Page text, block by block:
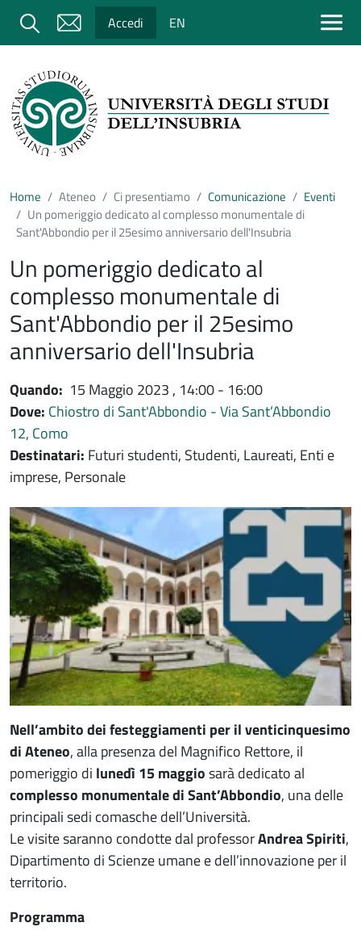
Salta al contenuto principale
Cerca Accedi EN
Home Ateneo Ci presentiamo Comunicazione
Eventi
Un pomeriggio dedicato al complesso monumentale di
Sant'Abbondio per il 25esimo anniversario dell'Insubria
Un pomeriggio dedicato al
complesso monumentale di
Sant'Abbondio per il 25esimo
anniversario dell'Insubria
Quando: 15 Maggio 2023 , 14:00 - 16:00
Dove: Chiostro di Sant'Abbondio - Via Sant’Abbondio
12, Como
Destinatari: Futuri studenti, Studenti, Laureati, Enti e
imprese, Personale
Immagine evento
Immagine
Nell’ambito dei festeggiamenti per il venticinquesimo
di Ateneo, alla presenza del Magnifico Rettore, il
pomeriggio di lunedì 15 maggiosarà dedicato al
complesso monumentale di Sant’Abbondio, una delle
principali sedi comasche dell’Università.
Le visite saranno condotte dal professorAndrea Spiriti,
Dipartimento di Scienze umane e dell’innovazione per il
territorio.
Programma